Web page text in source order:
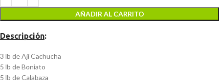
AÑADIR AL CARRITO
Descripción:
3 lb de Ají Cachucha
5 lb de Boniato
5 lb de Calabaza